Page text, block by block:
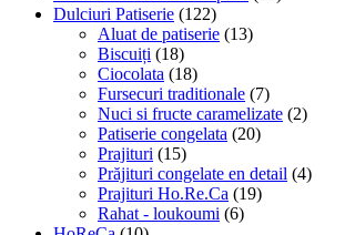
Dulciuri Patiserie (122)
Aluat de patiserie (13)
Biscuiți (18)
Ciocolata (18)
Fursecuri traditionale (7)
Nuci si fructe caramelizate (2)
Patiserie congelata (20)
Prajituri (15)
Prăjituri congelate en detail (4)
Prajituri Ho.Re.Ca (19)
Rahat - loukoumi (6)